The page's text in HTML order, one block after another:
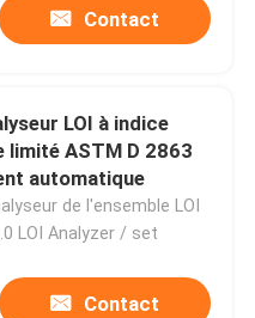
Contact
LOI à indice
limité ASTM D 2863
automatique
de l'ensemble LOI
LOI Analyzer / set
Contact